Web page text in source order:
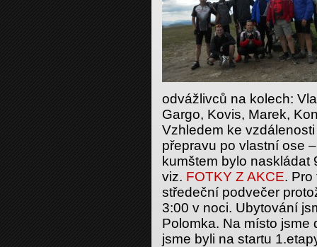
odvážlivců na kolech:
Gargo, Kovis, Marek,
Vzhledem ke
přepravu po vlastní ose
kumštem bylo
viz. FOTKY Z AKCE. Pro
středeční podvečer
3:00 v noci. Ubytování
Polomka. Na místo jsme
jsme byli na startu